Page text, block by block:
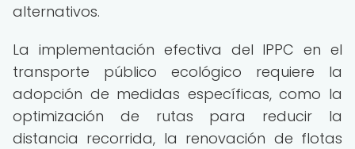
alternativos.
La implementación efectiva del IPPC en el
transporte público ecológico requiere la
adopción de medidas específicas, como la
optimización de rutas para reducir la
distancia recorrida, la renovación de flotas